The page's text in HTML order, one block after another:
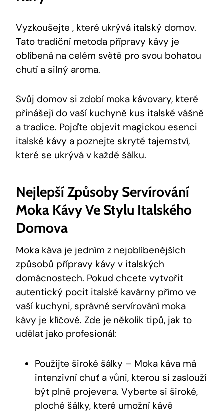
Vyzkoušejte , které ukrývá italský domov.
Tato tradiční metoda přípravy kávy je
oblíbená na celém světě pro svou bohatou
chutí a silný aroma.
Svůj domov si zdobí moka kávovary, které
přinášejí do vaší kuchyně kus italské vášně
a tradice. Pojďte objevit magickou esenci
italské kávy a poznejte skryté tajemství,
které se ukrývá v každé šálku.
Nejlepší Způsoby Servírování
Moka Kávy Ve Stylu Italského
Domova
Moka káva je jedním z nejoblíbenějších
způsobů přípravy kávy v italských
domácnostech. Pokud chcete vytvořit
autentický pocit italské kavárny přímo ve
vaší kuchyni, správné servírování moka
kávy je klíčové. Zde je několik tipů, jak to
udělat jako profesionál:
Použijte široké šálky – Moka káva má
intenzivní chuť a vůni, kterou si zaslouží
být plně projevena. Vyberte si široké,
ploché šálky, které umožní kávě